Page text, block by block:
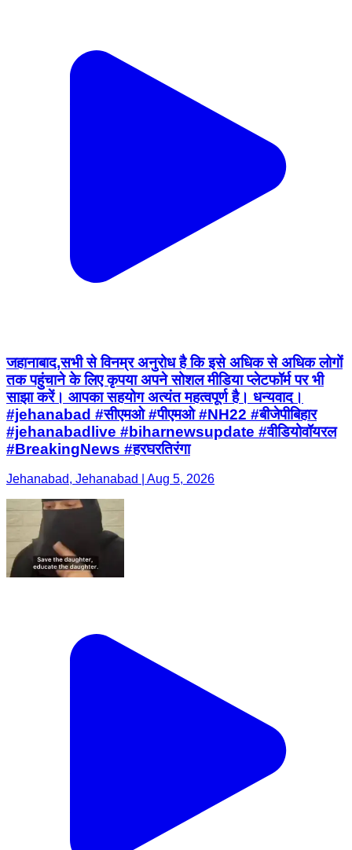
जहानाबाद,सभी से विनम्र अनुरोध है कि इसे अधिक से अधिक लोगों
तक पहुंचाने के लिए कृपया अपने सोशल मीडिया प्लेटफॉर्म पर भी
साझा करें। आपका सहयोग अत्यंत महत्वपूर्ण है। धन्यवाद।
#jehanabad #सीएमओ #पीएमओ #NH22 #बीजेपीबिहार
#jehanabadlive #biharnewsupdate #वीडियोवॉयरल
#BreakingNews #हरघरतिरंगा
Jehanabad, Jehanabad | Aug 5, 2026